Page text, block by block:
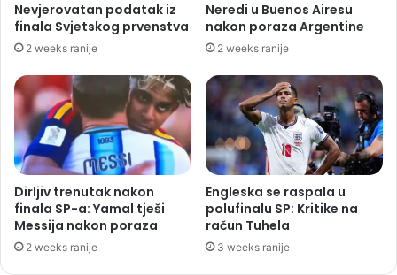
Nevjerovatan podatak iz
finala Svjetskog prvenstva
2 weeks ranije
Neredi u Buenos Airesu
nakon poraza Argentine
2 weeks ranije
Dirljiv trenutak nakon
finala SP-a: Yamal tješi
Messija nakon poraza
2 weeks ranije
Engleska se raspala u
polufinalu SP: Kritike na
račun Tuhela
3 weeks ranije